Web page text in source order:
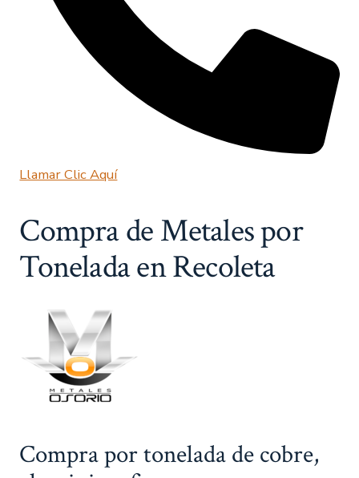
Llamar Clic Aquí
Compra de Metales por
Tonelada en Recoleta
Compra por tonelada de cobre,